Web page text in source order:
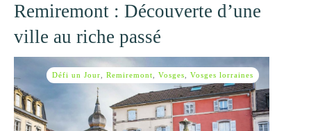
Remiremont : Découverte d’une
ville au riche passé
Défi un Jour Remiremont Vosges Vosges lorraines